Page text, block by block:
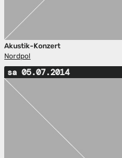
Akustik-Konzert
Nordpol
sa 05.07.2014